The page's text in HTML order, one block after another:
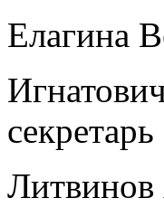
Елагина
секретарь
Литвинов